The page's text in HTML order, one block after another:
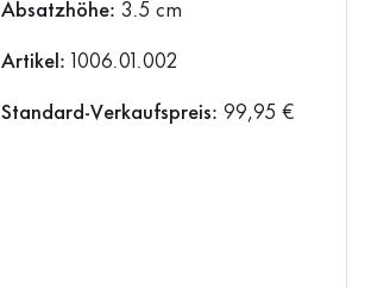
Absatzhöhe: 3.5 cm
Artikel: 1006.01.002
Standard-Verkaufspreis: 99,95 €